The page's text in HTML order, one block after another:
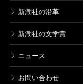
新潮社の沿革
新潮社の文学賞
ニュース
お問い合わせ